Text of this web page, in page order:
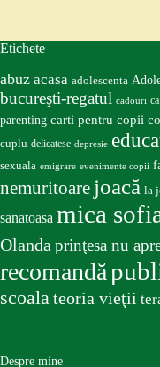
Etichete
abuz acasa adolescenta
bucureşti-regatul cadouri
parenting carti pentru copii
cuplu delicatese depresie
sexuala emigrare evenimente copii
nemuritoare joacă la
sanatoasa mica
Olanda prinţesa nu
recomandă
scoala teoria vieţii
Despre mine